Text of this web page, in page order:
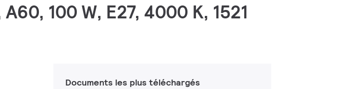
100 W, E27, 4000 K, 1521
Documents les plus téléchargés